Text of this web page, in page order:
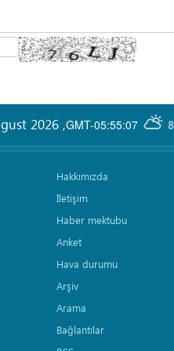
GMT-05:55:07
2026 ,
Hakkımızda
İletişim
Haber mektubu
Anket
Hava durumu
Arşiv
Arama
Bağlantılar